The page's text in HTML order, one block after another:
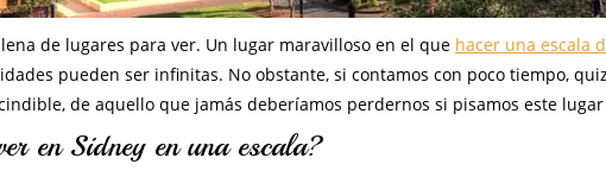
de lugares para ver. Un lugar maravilloso en el que hacer una escala
pueden ser infinitas. No obstante, si contamos con poco tiempo,
de aquello que jamás deberíamos perdernos si pisamos este
en Sidney en una escala?